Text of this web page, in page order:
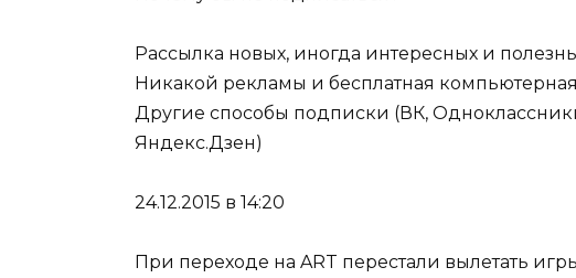
Рассылка новых, иногда интересных и
Никакой рекламы и бесплатная
Другие способы подписки (ВК,
Яндекс.Дзен)
24.12.2015 в 14:20
При переходе на ART перестали вылетать